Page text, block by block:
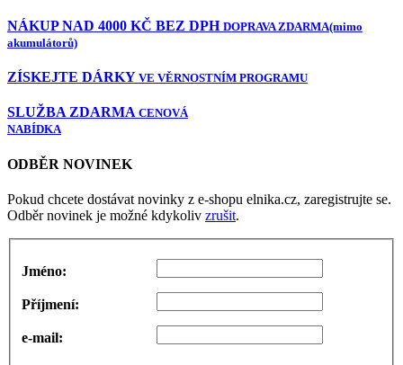
NÁKUP NAD 4000 KČ BEZ DPH DOPRAVA ZDARMA(mimo
akumulátorů)
ZÍSKEJTE DÁRKY VE VĚRNOSTNÍM PROGRAMU
SLUŽBA ZDARMA CENOVÁ
NABÍDKA
ODBĚR NOVINEK
Pokud chcete dostávat novinky z e-shopu elnika.cz, zaregistrujte se.
Odběr novinek je možné kdykoliv zrušit.
Jméno:
Příjmení:
e-mail: